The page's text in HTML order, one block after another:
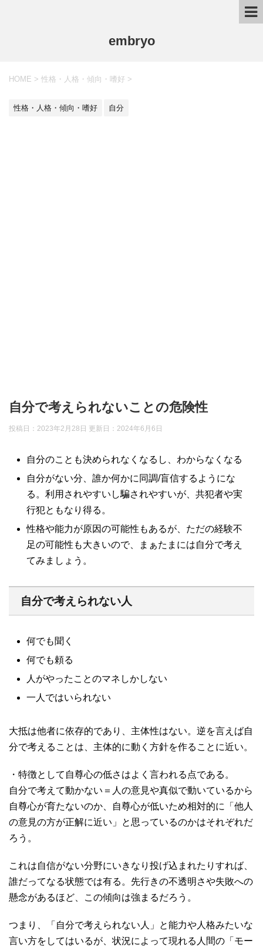
embryo
HOME > 性格・人格・傾向・嗜好 >
性格・人格・傾向・嗜好 自分
自分で考えられないことの危険性
投稿日：2023年2月28日 更新日： 2024年6月6日
自分のことも決められなくなるし、わからなくなる
自分がない分、誰か何かに同調/盲信するようにな
る。利用されやすいし騙されやすいが、共犯者や実
行犯ともなり得る。
性格や能力が原因の可能性もあるが、ただの経験不
足の可能性も大きいので、まぁたまには自分で考え
てみましょう。
自分で考えられない人
何でも聞く
何でも頼る
人がやったことのマネしかしない
一人ではいられない
大抵は他者に依存的であり、主体性はない。逆を言えば自
分で考えることは、主体的に動く方針を作ることに近い。
・特徴として自尊心の低さはよく言われる点である。
自分で考えて動かない＝人の意見や真似で動いているから
自尊心が育たないのか、自尊心が低いため相対的に「他人
の意見の方が正解に近い」と思っているのかはそれぞれだ
ろう。
これは自信がない分野にいきなり投げ込まれたりすれば、
誰だってなる状態では有る。先行きの不透明さや失敗への
懸念があるほど、この傾向は強まるだろう。
つまり、「自分で考えられない人」と能力や人格みたいな
言い方をしてはいるが、状況によって現れる人間の「モー